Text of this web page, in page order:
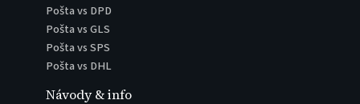
Pošta vs DPD
Pošta vs GLS
Pošta vs SPS
Pošta vs DHL
Návody & info